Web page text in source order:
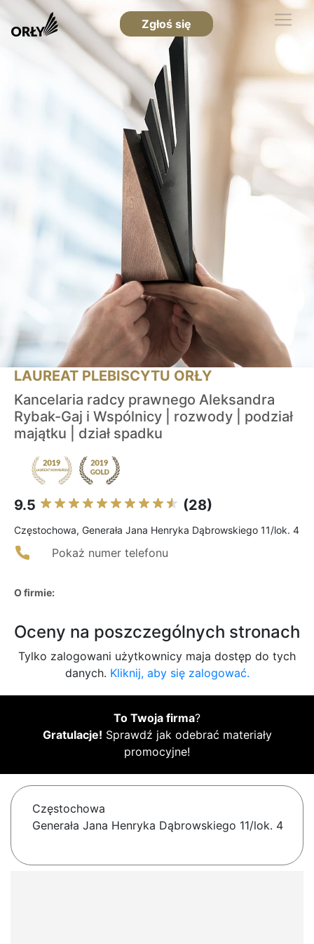
Zgłoś się
LAUREAT PLEBISCYTU ORŁY
Kancelaria radcy prawnego Aleksandra
Rybak-Gaj i Wspólnicy | rozwody | podział
majątku | dział spadku
9.5 (28)
Częstochowa, Generała Jana Henryka Dąbrowskiego 11/lok. 4
Pokaż numer telefonu
O firmie:
Oceny na poszczególnych stronach
Tylko zalogowani użytkownicy maja dostęp do tych
danych. Kliknij, aby się zalogować.
To Twoja firma?
Gratulacje! Sprawdź jak odebrać materiały
promocyjne!
Częstochowa
Generała Jana Henryka Dąbrowskiego 11/lok. 4